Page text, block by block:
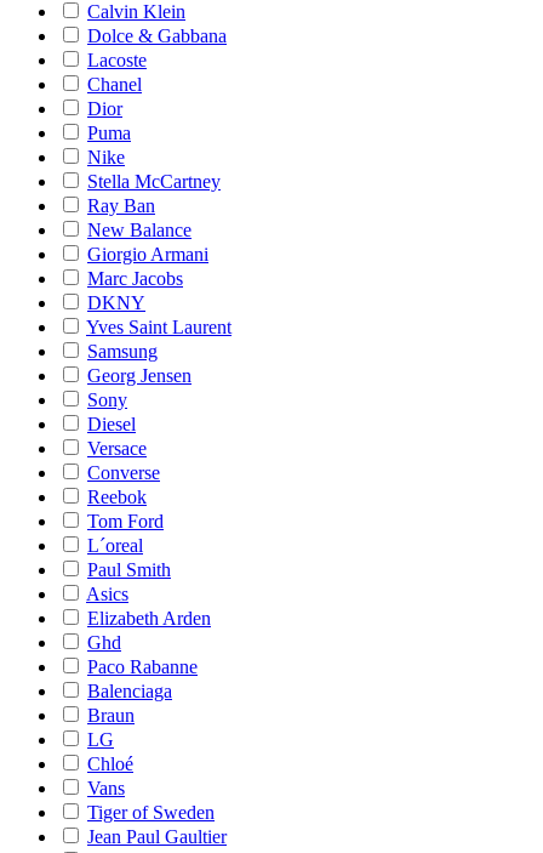
Calvin Klein
Dolce & Gabbana
Lacoste
Chanel
Dior
Puma
Nike
Stella McCartney
Ray Ban
New Balance
Giorgio Armani
Marc Jacobs
DKNY
Yves Saint Laurent
Samsung
Georg Jensen
Sony
Diesel
Versace
Converse
Reebok
Tom Ford
L´oreal
Paul Smith
Asics
Elizabeth Arden
Ghd
Paco Rabanne
Balenciaga
Braun
LG
Chloé
Vans
Tiger of Sweden
Jean Paul Gaultier